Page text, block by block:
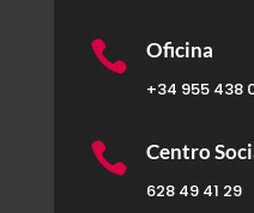
 Oficina
+34 955 438
 Centro
628 49 41 29